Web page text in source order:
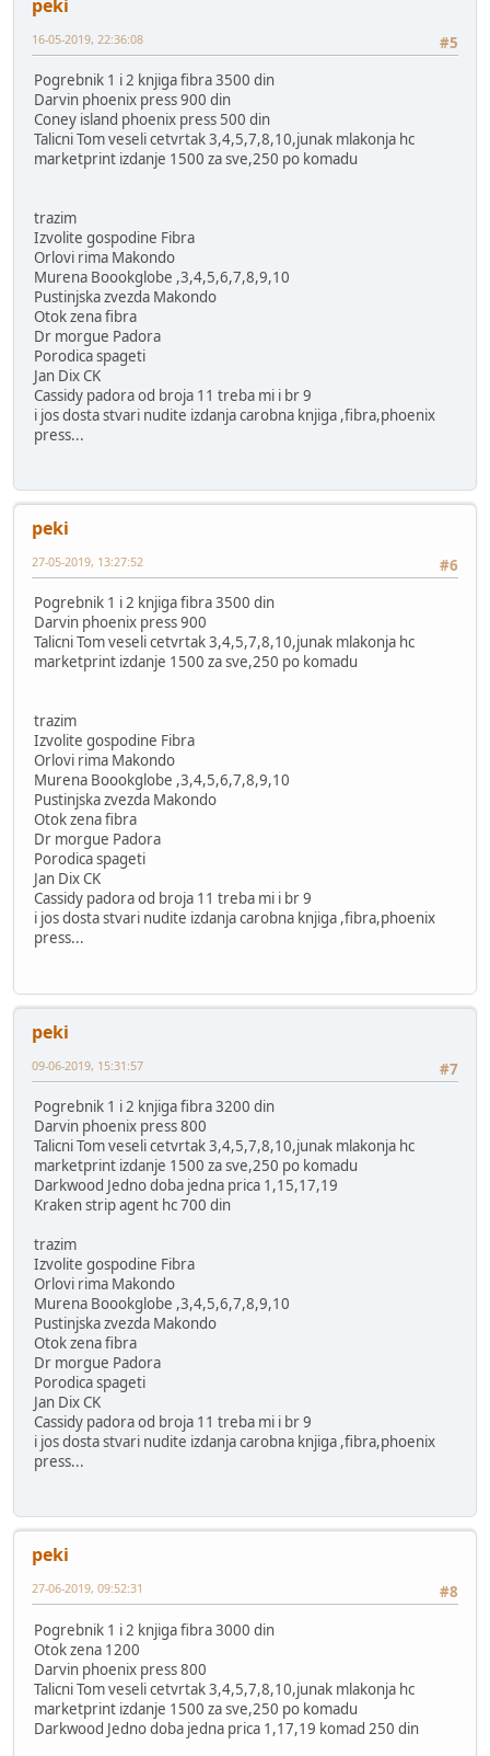
peki
#5
16-05-2019, 22:36:08
Pogrebnik 1 i 2 knjiga fibra 3500 din
Darvin phoenix press 900 din
Coney island phoenix press 500 din
Talicni Tom veseli cetvrtak 3,4,5,7,8,10,junak mlakonja hc
marketprint izdanje 1500 za sve,250 po komadu
trazim
Izvolite gospodine Fibra
Orlovi rima Makondo
Murena Boookglobe ,3,4,5,6,7,8,9,10
Pustinjska zvezda Makondo
Otok zena fibra
Dr morgue Padora
Porodica spageti
Jan Dix CK
Cassidy padora od broja 11 treba mi i br 9
i jos dosta stvari nudite izdanja carobna knjiga ,fibra,phoenix
press...
peki
#6
27-05-2019, 13:27:52
Pogrebnik 1 i 2 knjiga fibra 3500 din
Darvin phoenix press 900
Talicni Tom veseli cetvrtak 3,4,5,7,8,10,junak mlakonja hc
marketprint izdanje 1500 za sve,250 po komadu
trazim
Izvolite gospodine Fibra
Orlovi rima Makondo
Murena Boookglobe ,3,4,5,6,7,8,9,10
Pustinjska zvezda Makondo
Otok zena fibra
Dr morgue Padora
Porodica spageti
Jan Dix CK
Cassidy padora od broja 11 treba mi i br 9
i jos dosta stvari nudite izdanja carobna knjiga ,fibra,phoenix
press...
peki
#7
09-06-2019, 15:31:57
Pogrebnik 1 i 2 knjiga fibra 3200 din
Darvin phoenix press 800
Talicni Tom veseli cetvrtak 3,4,5,7,8,10,junak mlakonja hc
marketprint izdanje 1500 za sve,250 po komadu
Darkwood Jedno doba jedna prica 1,15,17,19
Kraken strip agent hc 700 din
trazim
Izvolite gospodine Fibra
Orlovi rima Makondo
Murena Boookglobe ,3,4,5,6,7,8,9,10
Pustinjska zvezda Makondo
Otok zena fibra
Dr morgue Padora
Porodica spageti
Jan Dix CK
Cassidy padora od broja 11 treba mi i br 9
i jos dosta stvari nudite izdanja carobna knjiga ,fibra,phoenix
press...
peki
#8
27-06-2019, 09:52:31
Pogrebnik 1 i 2 knjiga fibra 3000 din
Otok zena 1200
Darvin phoenix press 800
Talicni Tom veseli cetvrtak 3,4,5,7,8,10,junak mlakonja hc
marketprint izdanje 1500 za sve,250 po komadu
Darkwood Jedno doba jedna prica 1,17,19 komad 250 din